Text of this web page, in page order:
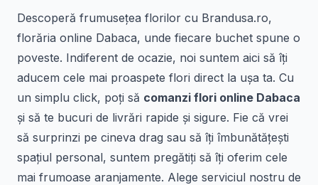
Descoperă frumusețea florilor cu Brandusa.ro,
florăria online Dabaca, unde fiecare buchet spune o
poveste. Indiferent de ocazie, noi suntem aici să îți
aducem cele mai proaspete flori direct la ușa ta. Cu
un simplu click, poți să comanzi flori online Dabaca
și să te bucuri de livrări rapide și sigure. Fie că vrei
să surprinzi pe cineva drag sau să îți îmbunătățești
spațiul personal, suntem pregătiți să îți oferim cele
mai frumoase aranjamente. Alege serviciul nostru de